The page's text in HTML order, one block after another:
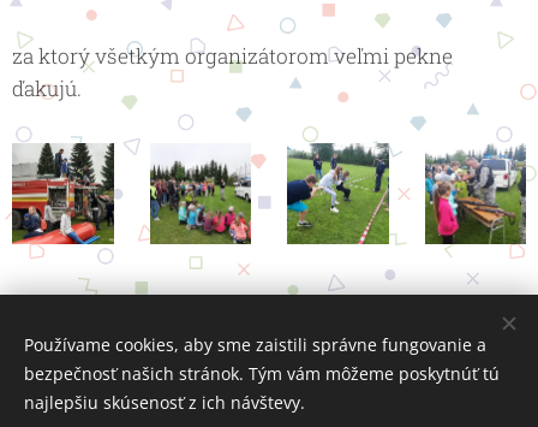
za ktorý všetkým organizátorom veľmi pekne
ďakujú.
Používame cookies, aby sme zaistili správne fungovanie a
bezpečnosť našich stránok. Tým vám môžeme poskytnúť tú
najlepšiu skúsenosť z ich návštevy.